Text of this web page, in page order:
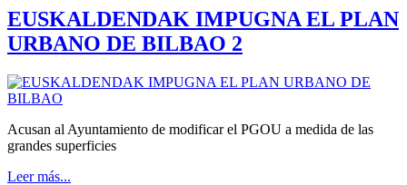
EUSKALDENDAK IMPUGNA EL PLAN
URBANO DE BILBAO 2
Acusan al Ayuntamiento de modificar el PGOU a medida de las
grandes superficies
Leer más...